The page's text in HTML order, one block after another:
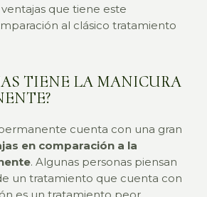
que tiene este
al clásico tratamiento
TIENE LA MANICURA
cuenta con una gran
en comparación a la
. Algunas personas piensan
un tratamiento que cuenta con